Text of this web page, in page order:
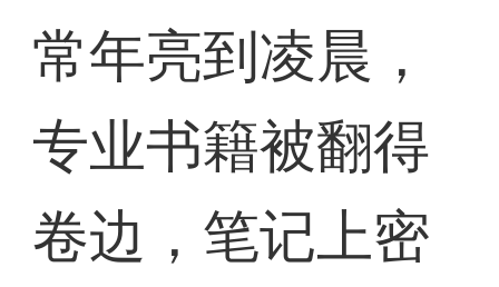
常年亮到凌晨，
专业书籍被翻得
卷边，笔记上密